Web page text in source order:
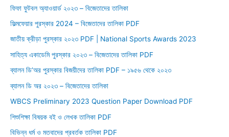
r
:
ফিফা ফুটবল অ্যাওয়ার্ড ২০২৩ – বিজেতাদের তালিকা
ফিল্মফেয়ার পুরস্কার 2024 – বিজেতাদের তালিকা PDF
জাতীয় ক্রীড়া পুরস্কার ২০২৩ PDF | National Sports Awards 2023
সাহিত্য একাডেমি পুরস্কার ২০২৩ – বিজেতাদের তালিকা PDF
ব্যালন ডি’অর পুরস্কার বিজয়ীদের তালিকা PDF – ১৯৫৬ থেকে ২০২৩
ব্যালন ডি অর ২০২৩ – বিজেতাদের তালিকা
WBCS Preliminary 2023 Question Paper Download PDF
শিশুশিক্ষা বিষয়ক বই ও লেখক তালিকা PDF
বিভিন্ন ধর্ম ও মতবাদের প্রবর্তক তালিকা PDF